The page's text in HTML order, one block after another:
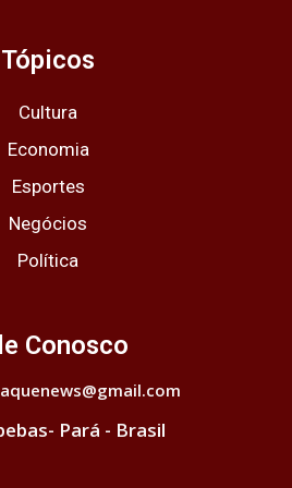
Tópicos
Cultura
Economia
Esportes
Negócios
Política
Conosco
Pará - Brasil